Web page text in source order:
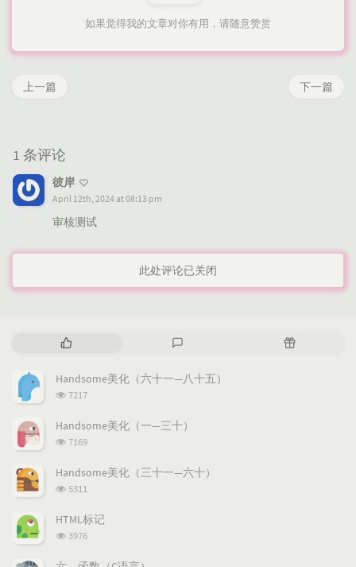
如果觉得我的文章对你有用，请随意赞赏
下一篇
上一篇
1 条评论
彼岸
April 12th, 2024 at 08:13 pm
审核测试
此处评论已关闭
热
文
章
评
论
随
Handsome美化（六十一—八十五）
浏
次
7217
Handsome美化（一—三十）
浏
次
7169
Handsome美化（三十一—六十）
浏
次
5311
HTML标记
浏
3976